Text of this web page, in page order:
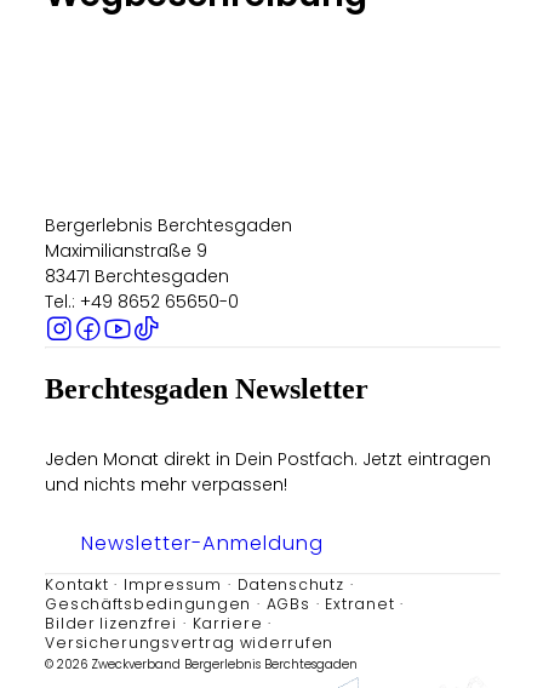
Bergerlebnis Berchtesgaden
Maximilianstraße 9
83471 Berchtesgaden
Tel.: +49 8652 65650-0
Berchtesgaden Newsletter
Jeden Monat direkt in Dein Postfach. Jetzt eintragen
und nichts mehr verpassen!
Newsletter-Anmeldung
Kontakt Impressum
Datenschutz
Geschäftsbedingungen
AGBs
Extranet
Bilder lizenzfrei
Karriere
Versicherungsvertrag widerrufen
© 2026 Zweckverband Bergerlebnis Berchtesgaden